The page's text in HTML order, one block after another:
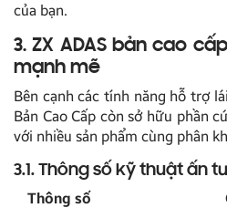
của bạn.
3. ZX ADAS bản cao
mạnh mẽ
Bên cạnh các tính năng hỗ trợ
Bản Cao Cấp còn sở hữu phần
với nhiều sản phẩm cùng phân
3.1. Thông số kỹ thuật ấn
Thông số